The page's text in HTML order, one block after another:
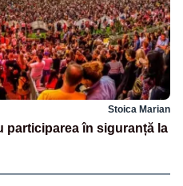
Stoica Marian
participarea în siguranță la